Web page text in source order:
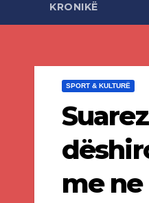
KRONIKË
SPORT & KULTURË
me ne